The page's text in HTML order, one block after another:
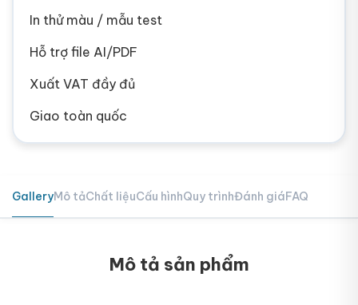
In thử màu / mẫu test
Hỗ trợ file AI/PDF
Xuất VAT đầy đủ
Giao toàn quốc
GalleryMô tảChất liệuCấu hìnhQuy trìnhĐánh giáFAQ
Mô tả sản phẩm